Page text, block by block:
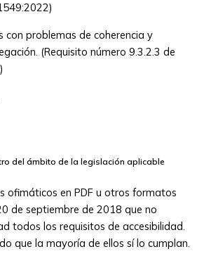
con problemas de coherencia y
(Requisito número 9.3.2.3 de
del ámbito de la legislación aplicable
ofimáticos en PDF u otros formatos
de septiembre de 2018 que no
todos los requisitos de accesibilidad.
que la mayoría de ellos sí lo cumplan.